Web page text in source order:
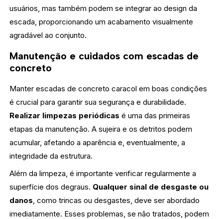
usuários, mas também podem se integrar ao design da
escada, proporcionando um acabamento visualmente
agradável ao conjunto.
Manutenção e cuidados com escadas de
concreto
Manter escadas de concreto caracol em boas condições
é crucial para garantir sua segurança e durabilidade.
Realizar limpezas periódicas é uma das primeiras
etapas da manutenção. A sujeira e os detritos podem
acumular, afetando a aparência e, eventualmente, a
integridade da estrutura.
Além da limpeza, é importante verificar regularmente a
superfície dos degraus. Qualquer sinal de desgaste ou
danos, como trincas ou desgastes, deve ser abordado
imediatamente. Esses problemas, se não tratados, podem